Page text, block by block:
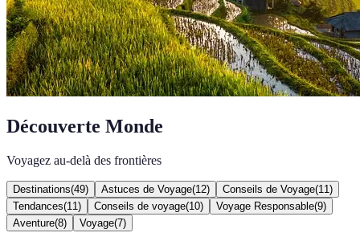
Découverte Monde
Voyagez au-delà des frontières
Destinations(49) Astuces de Voyage(12) Conseils de Voyage(11 )
Tendances(11 ) Conseils de voyage(10) Voyage Responsable(9)
Aventure(8) Voyage(7)